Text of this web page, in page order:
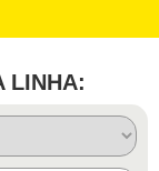
LINHA: